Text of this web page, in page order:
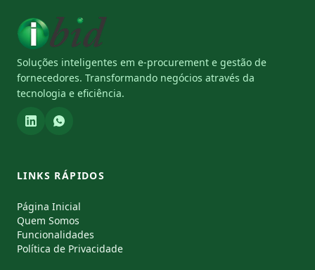
Soluções inteligentes em e-procurement e gestão de
fornecedores. Transformando negócios através da
tecnologia e eficiência.
LINKS RÁPIDOS
Página Inicial
Quem Somos
Funcionalidades
Política de Privacidade